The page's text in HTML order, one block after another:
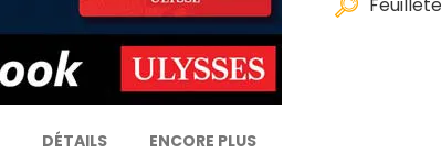
DÉTAILS ENCORE PLUS